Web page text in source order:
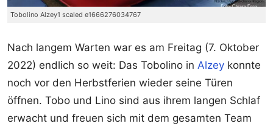
Tobolino Alzey1 scaled e1666276034767
Nach langem Warten war es am Freitag (7. Oktober
2022) endlich so weit: Das Tobolino in Alzey konnte
noch vor den Herbstferien wieder seine Türen
öffnen. Tobo und Lino sind aus ihrem langen Schlaf
erwacht und freuen sich mit dem gesamten Team